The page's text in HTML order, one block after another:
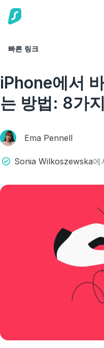
빠른 링크
블로그 사이버 보안
iPhone에서
는 방법: 8가
Ema Pennell
Sonia Wilkoszewska에